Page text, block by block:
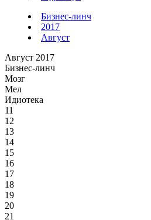
Бизнес-линч
2017
Август
Август 2017
Бизнес-линч
Мозг
Мел
Идиотека
11
12
13
14
15
16
17
18
19
20
21